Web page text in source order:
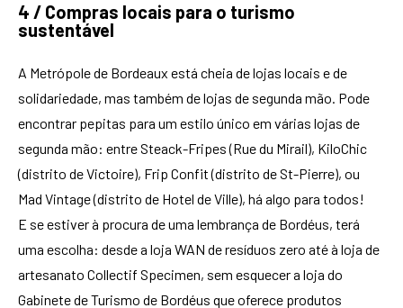
4 / Compras locais para o turismo
sustentável
A Metrópole de Bordeaux está cheia de lojas locais e de
solidariedade, mas também de lojas de segunda mão. Pode
encontrar pepitas para um estilo único em várias lojas de
segunda mão: entre Steack-Fripes (Rue du Mirail), KiloChic
(distrito de Victoire), Frip Confit (distrito de St-Pierre), ou
Mad Vintage (distrito de Hotel de Ville), há algo para todos!
E se estiver à procura de uma lembrança de Bordéus, terá
uma escolha: desde a loja WAN de resíduos zero até à loja de
artesanato Collectif Specimen, sem esquecer a loja do
Gabinete de Turismo de Bordéus que oferece produtos